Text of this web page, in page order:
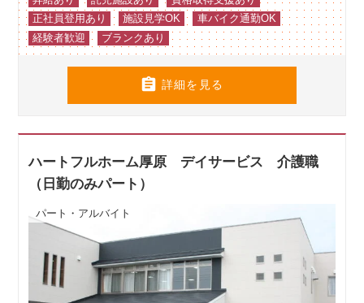
正社員登用あり
施設見学OK
車バイク通勤OK
経験者歓迎
ブランクあり
 詳細を見る
ハートフルホーム厚原 デイサービス 介護職
（日勤のみパート）
パート・アルバイト